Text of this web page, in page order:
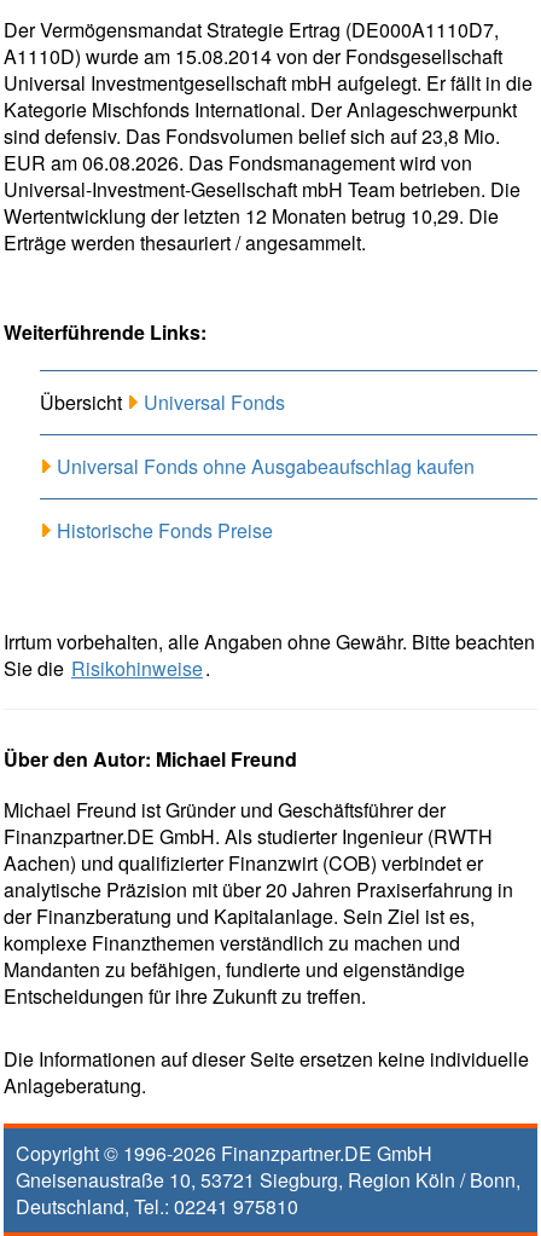
Der Vermögensmandat Strategie Ertrag (DE000A1110D7,
A1110D) wurde am 15.08.2014 von der Fondsgesellschaft
Universal Investmentgesellschaft mbH aufgelegt. Er fällt in die
Kategorie Mischfonds International. Der Anlageschwerpunkt
sind defensiv. Das Fondsvolumen belief sich auf 23,8 Mio.
EUR am 06.08.2026. Das Fondsmanagement wird von
Universal-Investment-Gesellschaft mbH Team betrieben. Die
Wertentwicklung der letzten 12 Monaten betrug 10,29. Die
Erträge werden thesauriert / angesammelt.
Weiterführende Links:
Übersicht Universal Fonds
Universal Fonds ohne Ausgabeaufschlag kaufen
Historische Fonds Preise
Irrtum vorbehalten, alle Angaben ohne Gewähr. Bitte beachten
Sie die Risikohinweise.
Über den Autor: Michael Freund
Michael Freund ist Gründer und Geschäftsführer der
Finanzpartner.DE GmbH. Als studierter Ingenieur (RWTH
Aachen) und qualifizierter Finanzwirt (COB) verbindet er
analytische Präzision mit über 20 Jahren Praxiserfahrung in
der Finanzberatung und Kapitalanlage. Sein Ziel ist es,
komplexe Finanzthemen verständlich zu machen und
Mandanten zu befähigen, fundierte und eigenständige
Entscheidungen für ihre Zukunft zu treffen.
Die Informationen auf dieser Seite ersetzen keine individuelle
Anlageberatung.
Copyright © 1996-2026 Finanzpartner.DE GmbH
Gneisenaustraße 10, 53721 Siegburg, Region Köln / Bonn,
Deutschland, Tel.: 02241 975810